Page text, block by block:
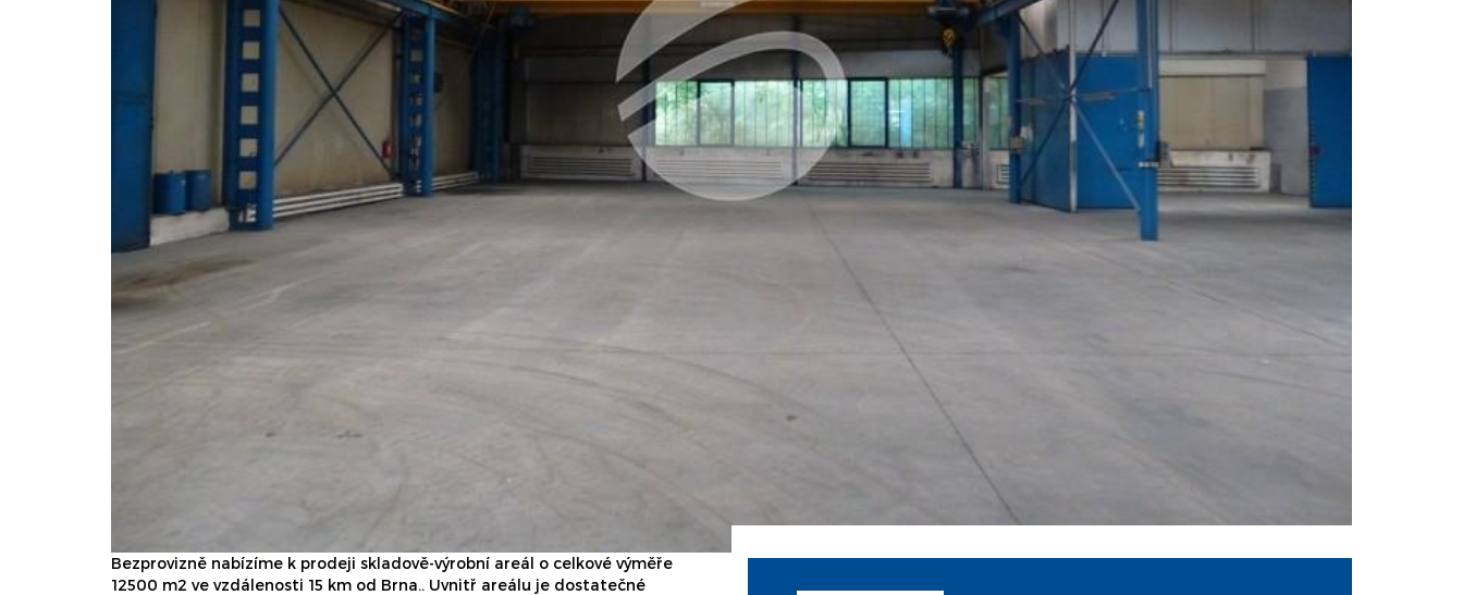
Bezprovizně nabízíme k prodeji skladově-výrobní areál o celkové výměře
12500 m2 ve vzdálenosti 15 km od Brna.. Uvnitř areálu je dostatečné